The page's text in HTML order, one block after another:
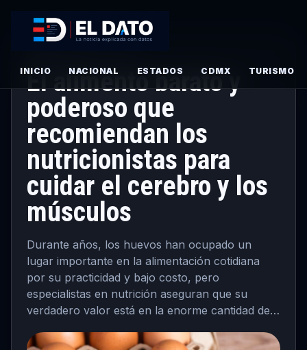
INICIO NACIONAL ESTADOS CDMX TURISMO
El alimento barato y
poderoso que
recomiendan los
nutricionistas para
cuidar el cerebro y los
músculos
Durante años, los huevos han ocupado un
lugar importante en la alimentación cotidiana
por su practicidad y bajo costo, pero
especialistas en nutrición aseguran que su
verdadero valor está en la enorme cantidad de…